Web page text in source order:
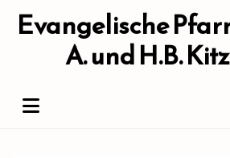
Evangelische
A. und H.B.